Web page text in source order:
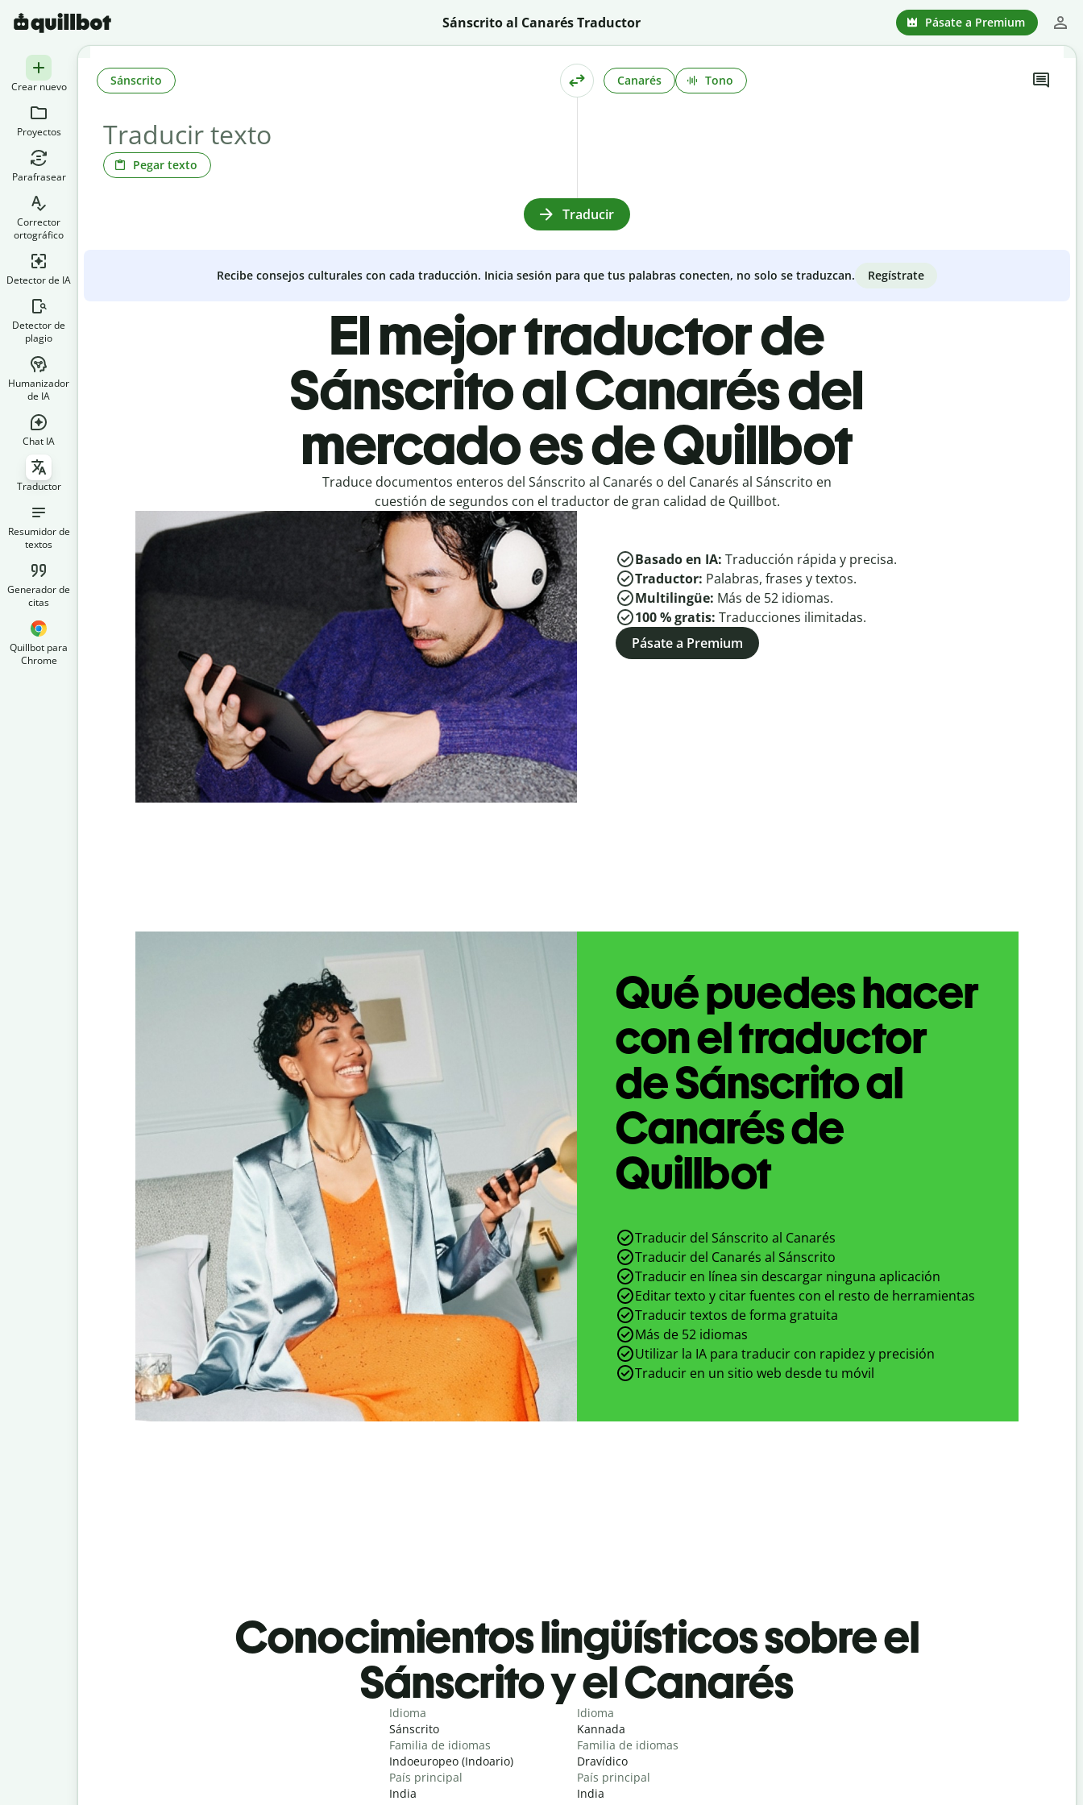
Sánscrito al Canarés Traductor Pásate a Premium
Crear nuevo
Proyectos
Parafrasear
Corrector
ortográfico
Detector de IA
Detector de
plagio
Humanizador
de IA
Chat IA
Traductor
Resumidor de
textos
Generador de
citas
Quillbot para
Chrome
Pegar texto
Sánscrito Canarés Tono
Traducir
Recibe consejos culturales con cada traducción. Inicia sesión para que tus palabras conecten, no solo se traduzcan. Regístrate
El mejor traductor de
Sánscrito al Canarés del
mercado es de Quillbot
Traduce documentos enteros del Sánscrito al Canarés o del Canarés al Sánscrito en
cuestión de segundos con el traductor de gran calidad de Quillbot.
Basado en IA: Traducción rápida y precisa.
Traductor: Palabras, frases y textos.
Multilingüe: Más de 52 idiomas.
100 % gratis: Traducciones ilimitadas.
Pásate a Premium
Qué puedes hacer
con el traductor
de Sánscrito al
Canarés de
Quillbot
Traducir del Sánscrito al Canarés
Traducir del Canarés al Sánscrito
Traducir en línea sin descargar ninguna aplicación
Editar texto y citar fuentes con el resto de herramientas
Traducir textos de forma gratuita
Más de 52 idiomas
Utilizar la IA para traducir con rapidez y precisión
Traducir en un sitio web desde tu móvil
Conocimientos lingüísticos sobre el
Sánscrito y el Canarés
Idioma
Sánscrito
Familia de idiomas
Indoeuropeo (Indoario)
País principal
India
Idioma
Kannada
Familia de idiomas
Dravídico
País principal
India